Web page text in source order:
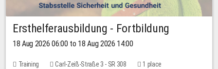
Ersthelferausbildung - Fortbildung
18 Aug 2026 06:00 to 18 Aug 2026 14:00
Training Carl-Zeiß-Straße 3 - SR 308 1 place